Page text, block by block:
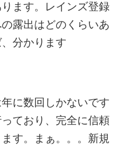
ます。レインズ登録
露出はどのくらいあ
分かります
に数回しかないです
ており、完全に信頼
す。まぁ。。。新規